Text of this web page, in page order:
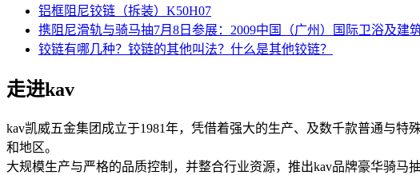
铝框阻尼铰链（拆装）K50H07
携阻尼滑轨与骑马抽7月8日参展：2009中国（广州）国际卫浴及建
铰链有哪几种？铰链的其他叫法？什么是其他铰链？
走进kav
kav凯威五金集团成立于1981年，凭借着强大的生产、及数千款普通与
和地区。
大规模生产与严格的品质控制，并整合行业资源，推出kav品牌豪华骑马